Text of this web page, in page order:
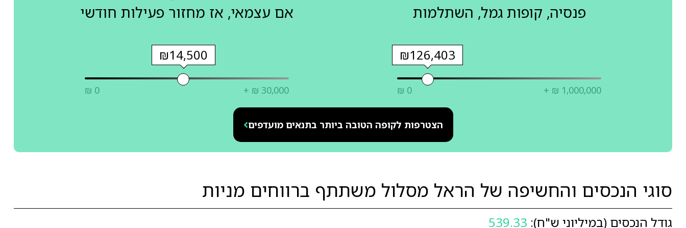
פנסיה, קופות גמל, השתלמות
₪126,403
₪ 0 + ₪ 1,000,000
אם עצמאי, אז מחזור פעילות חודשי
₪14,500
₪ 0 + ₪ 30,000
הצטרפות לקופה הטובה ביותר בתנאים מועדפים
סוגי הנכסים והחשיפה של הראל מסלול משתתף ברווחים מניות
גודל הנכסים (במיליוני ש"ח): 539.33